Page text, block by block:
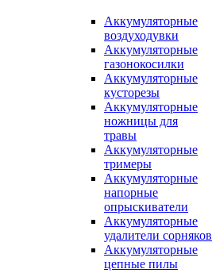
Аккумуляторные
воздуходувки
Аккумуляторные
газонокосилки
Аккумуляторные
кусторезы
Аккумуляторные
ножницы для
травы
Аккумуляторные
тримеры
Аккумуляторные
напорные
опрыскиватели
Аккумуляторные
удалители сорняков
Аккумуляторные
цепные пилы